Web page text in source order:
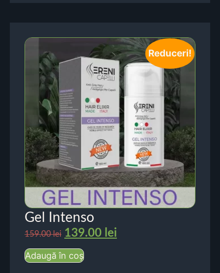
Reduceri!
Gel Intenso
159.00lei 139.00 lei
Adaugă în coș